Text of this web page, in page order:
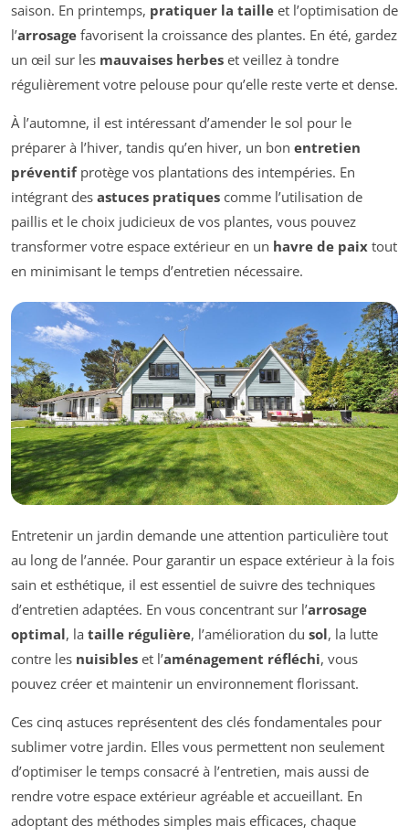
saison. En printemps, pratiquer la taille et l’optimisation de
l’arrosage favorisent la croissance des plantes. En été, gardez
un œil sur les mauvaises herbes et veillez à tondre
régulièrement votre pelouse pour qu’elle reste verte et dense.
À l’automne, il est intéressant d’amender le sol pour le
préparer à l’hiver, tandis qu’en hiver, un bon entretien
préventifprotège vos plantations des intempéries. En
intégrant des astuces pratiques comme l’utilisation de
paillis et le choix judicieux de vos plantes, vous pouvez
transformer votre espace extérieur en un havre de paix tout
en minimisant le temps d’entretien nécessaire.
Entretenir un jardin demande une attention particulière tout
au long de l’année. Pour garantir un espace extérieur à la fois
sain et esthétique, il est essentiel de suivre des techniques
d’entretien adaptées. En vous concentrant sur l’arrosage
optimal, la taille régulière, l’amélioration du sol, la lutte
contre les nuisibles et l’aménagement réfléchi, vous
pouvez créer et maintenir un environnement florissant.
Ces cinq astuces représentent des clés fondamentales pour
sublimer votre jardin. Elles vous permettent non seulement
d’optimiser le temps consacré à l’entretien, mais aussi de
rendre votre espace extérieur agréable et accueillant. En
adoptant des méthodes simples mais efficaces, chaque